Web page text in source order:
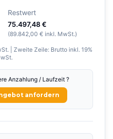
Restwert
75.497,48 €
(89.842,00 € inkl. MwSt.)
| Zweite Zeile: Brutto inkl. 19%
Anzahlung / Laufzeit ?
anfordern